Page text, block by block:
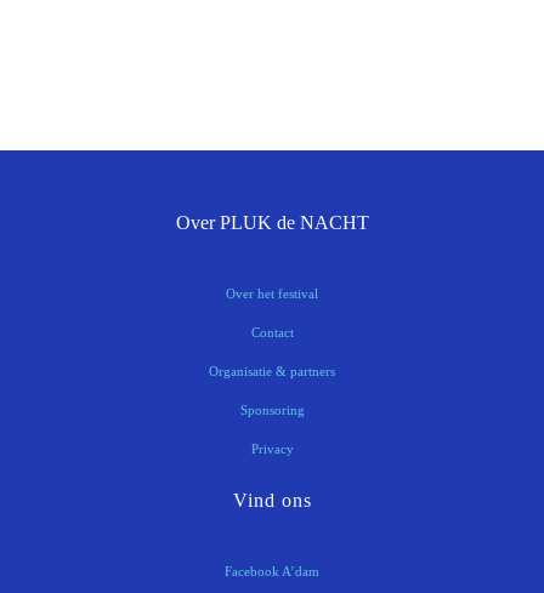
Over PLUK de NACHT
Over het festival
Contact
Organisatie & partners
Sponsoring
Privacy
Vind ons
Facebook A’dam